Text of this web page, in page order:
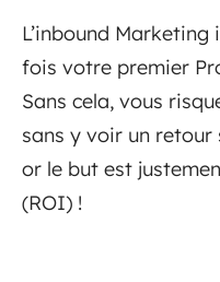
L’inbound
fois votre premier
Sans cela, vous
sans y voir un
or le but est
(ROI) !